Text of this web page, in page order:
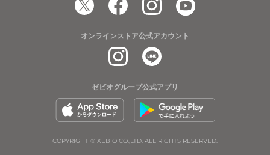
オンラインストア公式アカウント
ゼビオグループ公式アプリ
COPYRIGHT © XEBIO CO.,LTD. ALL RIGHTS RESERVED.